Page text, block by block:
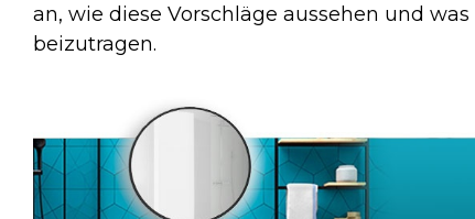
an, wie diese Vorschläge aussehen und
beizutragen.